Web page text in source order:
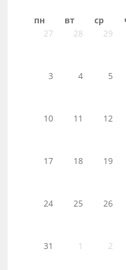
пн вт ср
27
28 29
3 4 5
10 11 12
17 18 19
24 25 26
31 1 2